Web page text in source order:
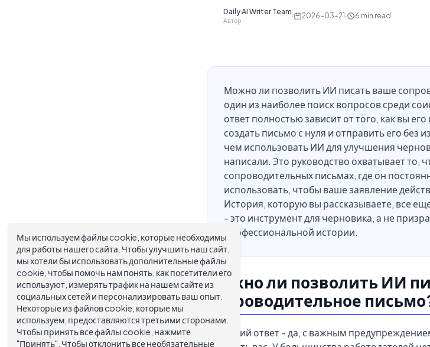
Daily AI Writer Team
Автор
· 2026-03-21· 6 min read
Можно ли позволить ИИ писать ваше
один из наиболее поиск вопросов среди
ответ полностью зависит от того, как вы
создать письмо с нуля и отправить его без
чем использовать ИИ для улучшения
написали. Это руководство охватывает то,
сопроводительных письмах, где он
использовать, чтобы ваше заявление
История, которую вы рассказываете, все
- это инструмент для черновика, а не
профессиональной истории.
Можно ли позволить ИИ
сопроводительное
Короткий ответ - да, с важным
Мы используем файлы cookie, которые необходимы
для работы нашего сайта. Чтобы улучшить наш сайт,
мы хотели бы использовать дополнительные файлы
cookie, чтобы помочь нам понять, как посетители его
используют, измерять трафик на нашем сайте из
социальных сетей и персонализировать ваш опыт.
Некоторые из файлов cookie, которые мы
используем, предоставляются третьими сторонами.
Чтобы принять все файлы cookie, нажмите
"Принять". Чтобы отклонить все необязательные